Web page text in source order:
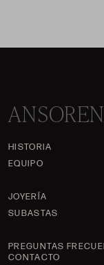
HISTORIA
EQUIPO
JOYERÍA
SUBASTAS
PREGUNTAS
CONTACTO